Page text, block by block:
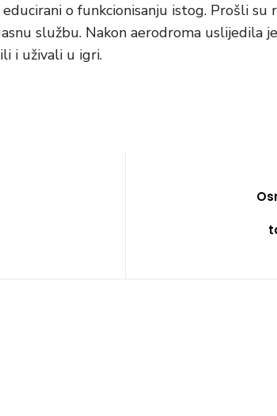
o funkcionisanju istog. Prošli su
službu. Nakon aerodroma uslijedila
i uživali u igri.